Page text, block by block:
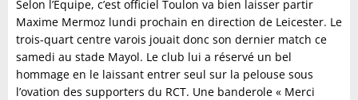
Selon l’Équipe, c’est officiel Toulon va bien laisser partir
Maxime Mermoz lundi prochain en direction de Leicester. Le
trois-quart centre varois jouait donc son dernier match ce
samedi au stade Mayol. Le club lui a réservé un bel
hommage en le laissant entrer seul sur la pelouse sous
l’ovation des supporters du RCT. Une banderole « Merci